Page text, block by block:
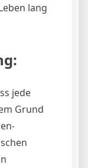
lang
jede
Grund